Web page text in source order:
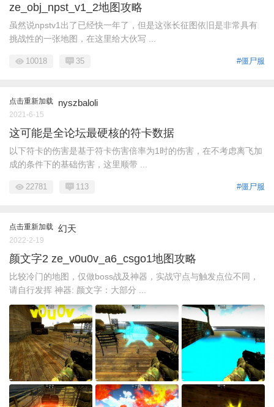
ze_obj_npst_v1_2地图攻略
虽然说npstv1出了已经快一年了，但是这张长征图依旧是非常具有
挑战性的一张地图，在这里给大伙写 ...
#僵尸服
10018 35
点击重新加载 nyszbaloli
2021-6-15
这可能是全论坛最硬核的符卡数据
以下符卡的伤害是基于符卡伤害倍率为1时的伤害，在不考虑离飞加
成的条件下的基础伤害，这里顺带 ...
#僵尸服
22781 113
点击重新加载 幻天
2022-2-19
颜文字2 ze_v0u0v_a6_csgo1地图攻略
比较冷门的地图，仅做boss战及神器，实战守点与触发点位不同，
请自行发挥 神器: 颜文字：大部分 ...